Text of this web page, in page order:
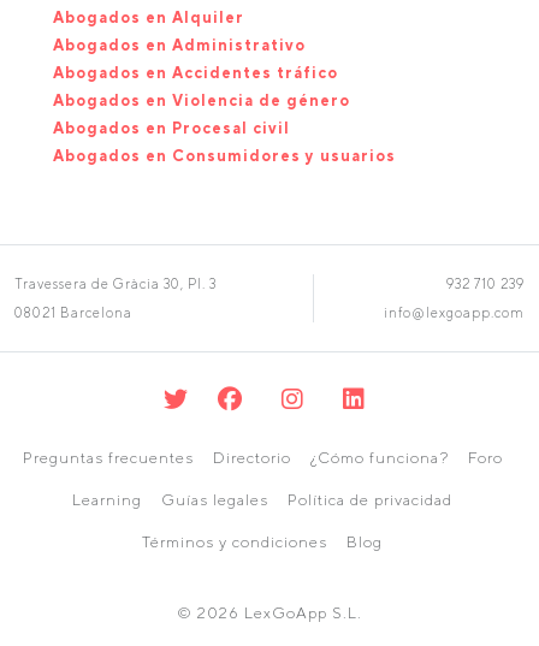
Abogados en Alquiler
Abogados en Administrativo
Abogados en Accidentes tráfico
Abogados en Violencia de género
Abogados en Procesal civil
Abogados en Consumidores y usuarios
Travessera de Gràcia 30, Pl. 3
08021 Barcelona
932 710 239
info@lexgoapp.com
Preguntas frecuentes Directorio ¿Cómo funciona? Foro
Learning Guías legales Política de privacidad
Términos y condiciones Blog
© 2026 LexGoApp S.L.